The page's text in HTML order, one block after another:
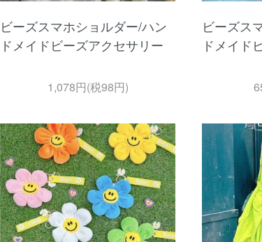
ビーズスマホショルダー/ハン
ドメイドビーズアクセサリー
1,078円(税98円)
ビーズス
ドメイド